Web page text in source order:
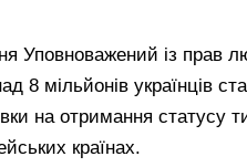
Уповноважений із прав
8 мільйонів українців
на отримання статусу
країнах.